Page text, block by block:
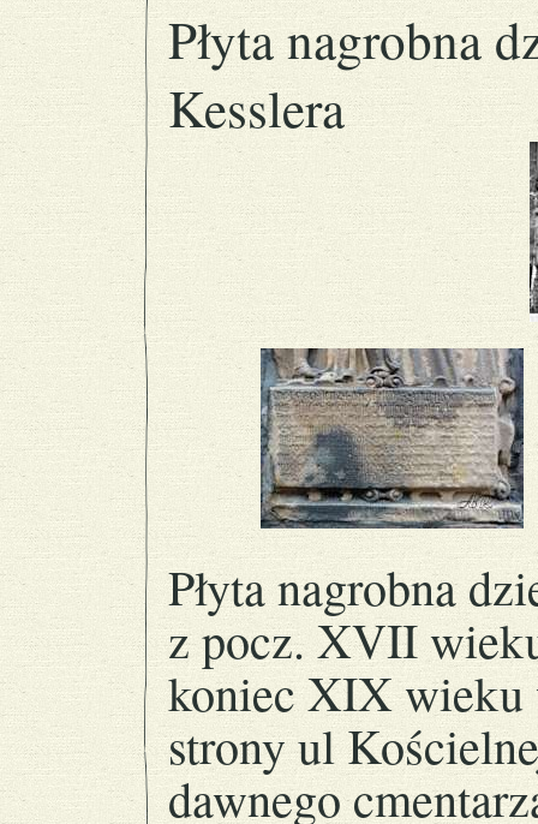
Płyta nagrobna
Kesslera
Płyta nagrobna
z pocz. XVII
koniec XIX wieku
strony ul
dawnego